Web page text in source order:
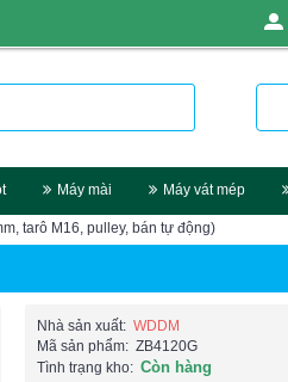
Máy mài Máy vát mép
tarô M16, pulley, bán tự động)
Nhà sản xuất: WDDM
Mã sản phẩm: ZB4120G
Tình trạng kho: Còn hàng